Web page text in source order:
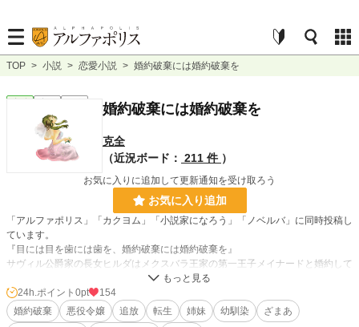
TOP > 小説 > 恋愛小説 > 婚約破棄には婚約破棄を
婚約破棄には婚約破棄を
克全
（近況ボード： 211 件 ）
お気に入りに追加して更新通知を受け取ろう
お気に入り追加
「アルファポリス」「カクヨム」「小説家になろう」「ノベルバ」に同時投稿し
ています。
『目には目を歯には歯を、婚約破棄には婚約破棄を』
サヴィル公爵家の長女ヒルダはメクスバラ王家の第一王子メイナードと婚約して
いた。だが王妃の座を狙う異母妹のヘーゼルは色情狂のメイナード王子を誘惑し
てモノにしていた。そして王侯貴族が集まる舞踏会でヒルダに冤罪を着せて婚約
破棄追放刑にする心算だった。だがそれはヒルダに見破られていたのだった。
24h.ポイント 0pt
154
婚約破棄
悪役令嬢 追放 転生 姉妹 幼馴染
ざまあ